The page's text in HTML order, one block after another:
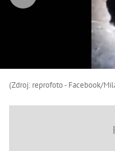
(Zdroj: reprofoto - Facebook/